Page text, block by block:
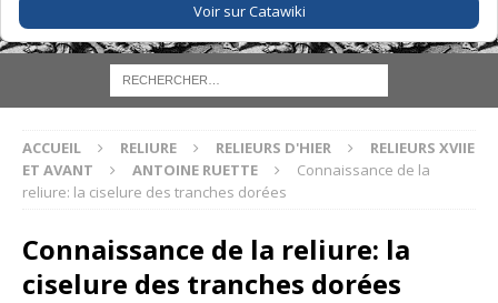
Voir sur Catawiki
ACCUEIL RELIURE RELIEURS D'HIER
RELIEURS XVIIE
ET AVANT
ANTOINE RUETTE
Connaissance de la
reliure: la ciselure des tranches dorées
Connaissance de la reliure: la
ciselure des tranches dorées